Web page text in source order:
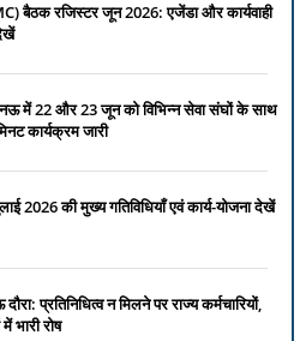
बैठक रजिस्टर जून 2026: एजेंडा और कार्यवाही
में 22 और 23 जून को विभिन्न सेवा संघों के साथ
कार्यक्रम जारी
2026 की मुख्य गतिविधियाँ एवं कार्य-योजना देखें
प्रतिनिधित्व न मिलने पर राज्य कर्मचारियों,
भारी रोष